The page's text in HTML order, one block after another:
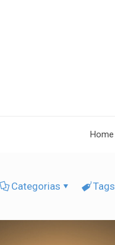
Home
Categorias Tags